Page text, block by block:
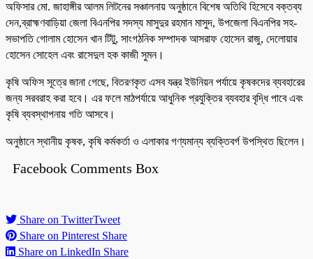
অফিসার মো. জাহাঙ্গীর আলম লিটনের সঞ্চালনায় অনুষ্ঠানে বিশেষ অতিথি হিসেবে বক্তব্য
দেন,ব্রাহ্মণবাড়িয়া জেলা বিএনপির সদস্য মাসুদুর রহমান মাসুদ, উপজেলা বিএনপির সহ-
সভাপতি গোলাম হোসেন খান টিটু, সাংগঠনিক সম্পাদক আসরাফ হোসেন রাজু, দেলোয়ার
হোসেন সোহেল এবং রাসেদুল হক কাজী সুমন।
কৃষি অফিস সূত্রে জানা গেছে, বিতরণকৃত এসব যন্ত্র ইউনিয়ন পর্যায়ে কৃষকদের ব্যবহারের
জন্য সরবরাহ করা হবে। এর ফলে মাঠপর্যায়ে আধুনিক প্রযুক্তির ব্যবহার বৃদ্ধি পাবে এবং
কৃষি ব্যবস্থাপনায় গতি আসবে।
অনুষ্ঠানে স্থানীয় কৃষক, কৃষি কর্মকর্তা ও এলাকার গণ্যমান্য ব্যক্তিবর্গ উপস্থিত ছিলেন।
Facebook Comments Box
Share on TwitterTweet
Share on Pinterest Share
Share on LinkedIn Share